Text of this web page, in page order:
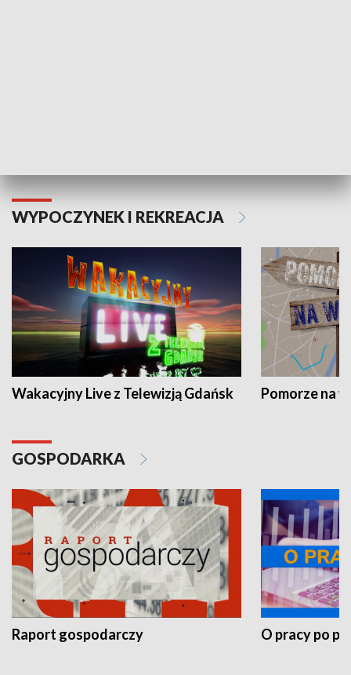
WYPOCZYNEK I REKREACJA
Wakacyjny Live z Telewizją Gdańsk Pomorze na
GOSPODARKA
Raport gospodarczy O pracy po